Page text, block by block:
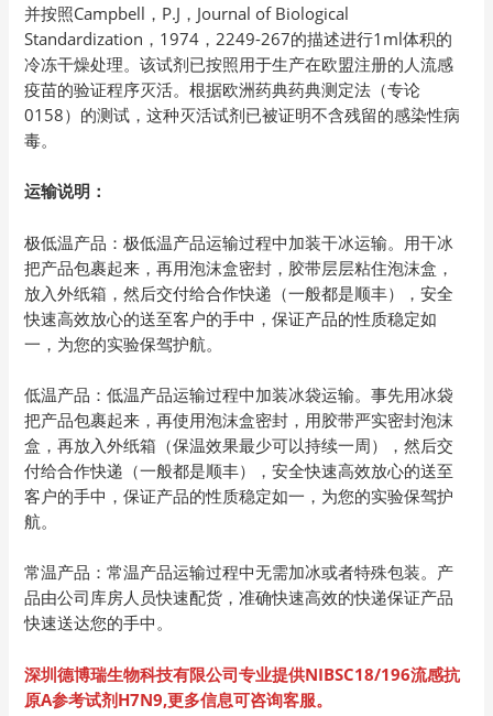
并按照Campbell，P.J，Journal of Biological
Standardization，1974，2249-267的描述进行1ml体积的
冷冻干燥处理。该试剂已按照用于生产在欧盟注册的人流感
疫苗的验证程序灭活。根据欧洲药典药典测定法（专论
0158）的测试，这种灭活试剂已被证明不含残留的感染性病
毒。
运输说明：
极低温产品：极低温产品运输过程中加装干冰运输。用干冰
把产品包裹起来，再用泡沫盒密封，胶带层层粘住泡沫盒，
放入外纸箱，然后交付给合作快递（一般都是顺丰），安全
快速高效放心的送至客户的手中，保证产品的性质稳定如
一，为您的实验保驾护航。
低温产品：低温产品运输过程中加装冰袋运输。事先用冰袋
把产品包裹起来，再使用泡沫盒密封，用胶带严实密封泡沫
盒，再放入外纸箱（保温效果最少可以持续一周），然后交
付给合作快递（一般都是顺丰），安全快速高效放心的送至
客户的手中，保证产品的性质稳定如一，为您的实验保驾护
航。
常温产品：常温产品运输过程中无需加冰或者特殊包装。产
品由公司库房人员快速配货，准确快速高效的快递保证产品
快速送达您的手中。
深圳德博瑞生物科技有限公司专业提供NIBSC18/196流感抗
原A参考试剂H7N9,更多信息可咨询客服。